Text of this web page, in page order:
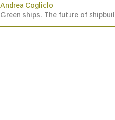
Andrea Cogliolo
Green ships. The future of